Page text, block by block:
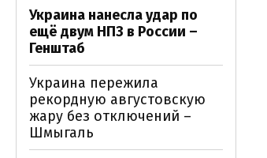
Украина нанесла удар по
ещё двум НПЗ в России –
Генштаб
Украина пережила
рекордную августовскую
жару без отключений –
Шмыгаль